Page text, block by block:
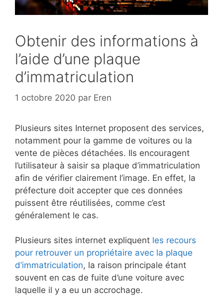
Obtenir des informations à
l’aide d’une plaque
d’immatriculation
1 octobre 2020 par Eren
Plusieurs sites Internet proposent des services,
notamment pour la gamme de voitures ou la
vente de pièces détachées. Ils encouragent
l’utilisateur à saisir sa plaque d’immatriculation
afin de vérifier clairement l’image. En effet, la
préfecture doit accepter que ces données
puissent être réutilisées, comme c’est
généralement le cas.
Plusieurs sites internet expliquent les recours
pour retrouver un propriétaire avec la plaque
d’immatriculation, la raison principale étant
souvent en cas de fuite d’une voiture avec
laquelle il y a eu un accrochage.